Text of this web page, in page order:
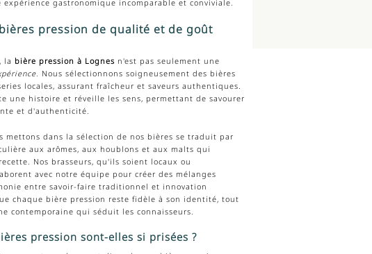
gastronomique incomparable et conviviale.
pression de qualité et de goût
la bière pression à Lognes n'est pas seulement une
. Nous sélectionnons soigneusement des bières
locales, assurant fraîcheur et saveurs authentiques.
une histoire et réveille les sens, permettant de savourer
et d'authenticité.
mettons dans la sélection de nos bières se traduit par
aux arômes, aux houblons et aux malts qui
Nos brasseurs, qu'ils soient locaux ou
avec notre équipe pour créer des mélanges
entre savoir-faire traditionnel et innovation
chaque bière pression reste fidèle à son identité, tout
contemporaine qui séduit les connaisseurs.
pression sont-elles si prisées ?